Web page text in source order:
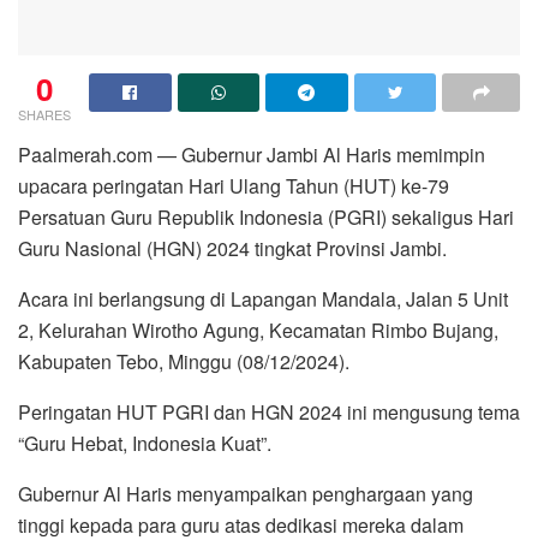
0
SHARES
Paalmerah.com — Gubernur Jambi Al Haris memimpin
upacara peringatan Hari Ulang Tahun (HUT) ke-79
Persatuan Guru Republik Indonesia (PGRI) sekaligus Hari
Guru Nasional (HGN) 2024 tingkat Provinsi Jambi.
Acara ini berlangsung di Lapangan Mandala, Jalan 5 Unit
2, Kelurahan Wirotho Agung, Kecamatan Rimbo Bujang,
Kabupaten Tebo, Minggu (08/12/2024).
Peringatan HUT PGRI dan HGN 2024 ini mengusung tema
“Guru Hebat, Indonesia Kuat”.
Gubernur Al Haris menyampaikan penghargaan yang
tinggi kepada para guru atas dedikasi mereka dalam